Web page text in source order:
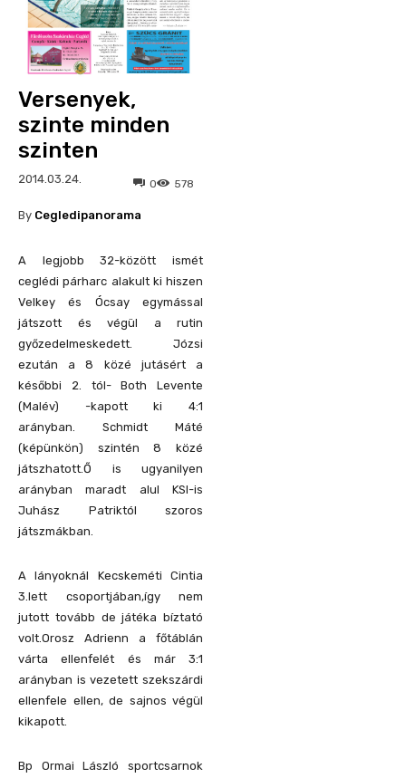
Versenyek,
szinte minden
szinten
2014.03.24. 578
0
By Cegledipanorama
A legjobb 32-között ismét
ceglédi párharc alakult ki hiszen
Velkey és Ócsay egymással
játszott és végül a rutin
győzedelmeskedett. Józsi
ezután a 8 közé jutásért a
későbbi 2. tól- Both Levente
(Malév) -kapott ki 4:1
arányban. Schmidt Máté
(képünkön) szintén 8 közé
játszhatott.Ő is ugyanilyen
arányban maradt alul KSI-is
Juhász Patriktól szoros
játszmákban.
A lányoknál Kecskeméti Cintia
3.lett csoportjában,így nem
jutott tovább de játéka bíztató
volt.Orosz Adrienn a főtáblán
várta ellenfelét és már 3:1
arányban is vezetett szekszárdi
ellenfele ellen, de sajnos végül
kikapott.
Bp Ormai László sportcsarnok